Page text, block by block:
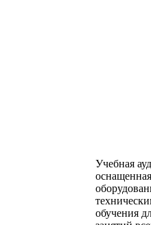
Учебная
оснащенная
обучения